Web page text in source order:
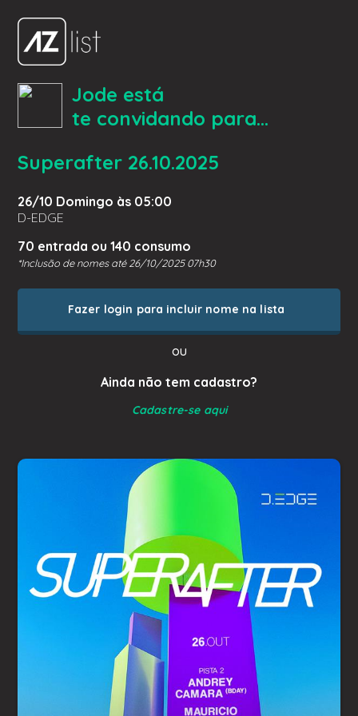
Jode está
te convidando para...
Superafter 26.10.2025
26/10 Domingo às 05:00
D-EDGE
70 entrada ou 140 consumo
*Inclusão de nomes até 26/10/2025 07h30
Fazer login para incluir nome na lista
ou
Ainda não tem cadastro?
Cadastre-se aqui